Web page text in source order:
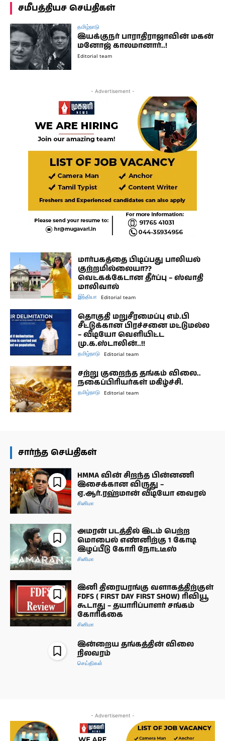
சமீபத்தியச செய்திகள்
தமிழ்நாடு
இயக்குநர் பாராதிராஜாவின் மகன்
மனோஜ் காலமானார்..!
Editorial team
- Advertisement -
மார்பகத்தை பிடிப்பது பாலியல்
குற்றமில்லையா??
வெட்கக்கேடான தீர்ப்பு – ஸ்வாதி
மாலிவால்
இந்தியா Editorial team
தொகுதி மறுசீரமைப்பு எம்.பி
சீட்டுக்கான பிரச்சனை மட்டுமல்ல
– வீடியோ வெளியிட்ட
மு.க.ஸ்டாலின்..!!
தமிழ்நாடு Editorial team
சற்று குறைந்த தங்கம் விலை..
நகைப்பிரியர்கள் மகிழ்ச்சி.
தமிழ்நாடு Editorial team
சார்ந்த செய்திகள்
HMMA வின் சிறந்த பின்னணி
இசைக்கான விருது –
ஏ.ஆர்.ரஹ்மான் வீடியோ வைரல்
சினிமா
அமரன் படத்தில் இடம் பெற்ற
மொபைல் எண்னிற்கு 1 கோடி
இழப்பீடு கோரி நோட்டீஸ்
சினிமா
இனி திரையரங்கு வளாகத்திற்குள்
FDFS ( FIRST DAY FIRST SHOW) ரிவியூ
கூடாது – தயாரிப்பாளர் சங்கம்
கோரிக்கை
சினிமா
இன்றைய தங்கத்தின் விலை
நிலவரம்
செய்திகள்
- Advertisement -